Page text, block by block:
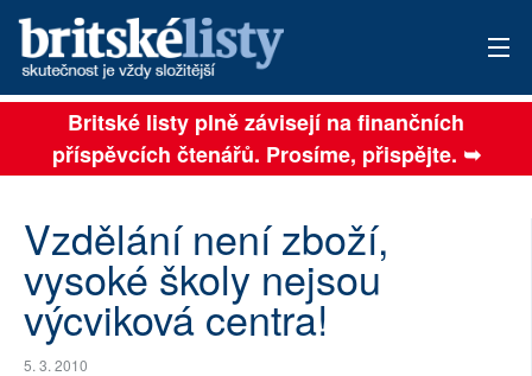
AKTUÁLNÍ VYDÁNÍ
ARCHIV
TÉMATA
AUTOŘI
PŘÍSPĚVKY NA PROVOZ
Britské listy plně závisejí na finančních
příspěvcích čtenářů. Prosíme, přispějte. ➥
Vzdělání není zboží,
vysoké školy nejsou
výcviková centra!
5. 3. 2010